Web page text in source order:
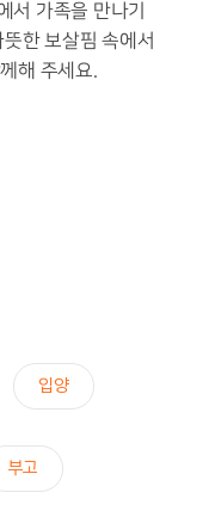
서 가족을 만나기
한 보살핌 속에서
해 주세요.
입양
부고